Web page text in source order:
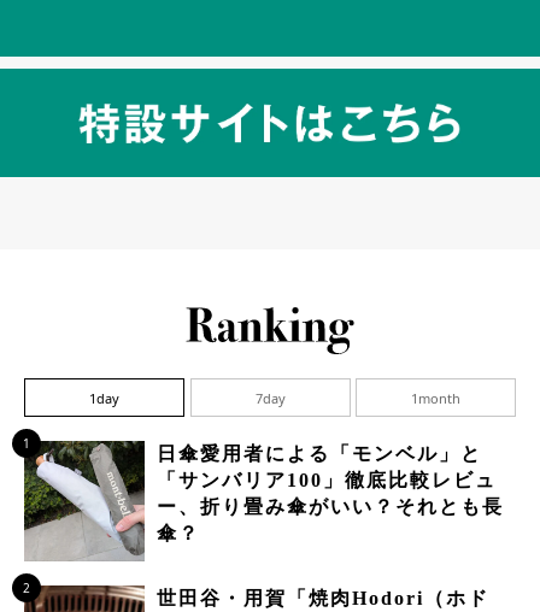
1day 7day 1month
1
日傘愛用者による「モンベル」と
「サンバリア100」徹底比較レビュ
ー、折り畳み傘がいい？それとも長
傘？
2
世田谷・用賀「焼肉Hodori（ホド